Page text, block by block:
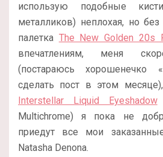
использую подобные
металликов) неплохая, но
палетка The New Golden 20s
впечатлениям, меня
(постараюсь хорошенечко
сделать пост в этом
Interstellar Liquid Eyeshadow
Multichrome) я пока не
приедут все мои
Natasha Denona.